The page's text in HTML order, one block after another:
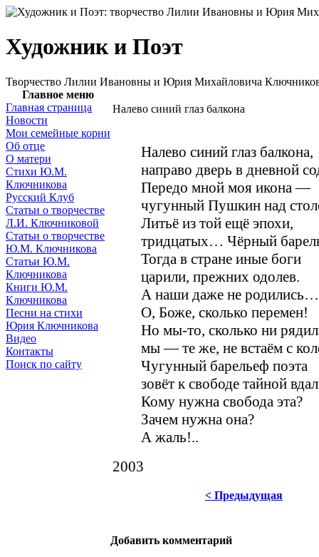
Художник и Поэт
Творчество Лилии Ивановны и Юрия Михайловича
Главное меню
Главная страница
Новости
Мои семейные корни
Об отце
О матери
Стихи Ю.М.
Ключникова
Русский Клуб
Статьи о творчестве
Л.И. Ключниковой
Статьи о творчестве
Ю.М. Ключникова
Статьи Ю.М.
Ключникова
Книги Ю.М.
Ключникова
Песни на стихи
Юрия Ключникова
Видео
Контакты
Поиск по сайту
Налево синий глаз балкона
Налево синий глаз балкона,
направо дверь в дневной
Передо мной моя икона —
чугунный Пушкин над
Литьё из той ещё эпохи,
тридцатых… Чёрный
Тогда в стране иные боги
царили, прежних одолев.
А наши даже не родились…
О, Боже, сколько перемен!
Но мы-то, сколько ни
мы — те же, не встаём с
Чугунный барельеф поэта
зовёт к свободе тайной
Кому нужна свобода эта?
Зачем нужна она?
А жаль!..
2003
< Предыдущая
Добавить комментарий